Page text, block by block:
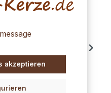
hautverträgliche
und preiswert
Mehr
akzeptieren